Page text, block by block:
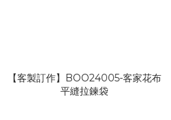
【客製訂作】BOO24005-客家花布
平縫拉鍊袋